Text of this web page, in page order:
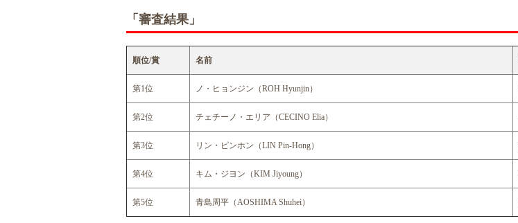
「審査結果」
順位/賞 名前
第1位 ノ・ヒョンジン（ROH Hyunjin）
第2位 チェチーノ・エリア（CECINO Elia）
第3位 リン・ピンホン（LIN Pin-Hong）
第4位 キム・ジヨン（KIM Jiyoung）
第5位 青島周平（AOSHIMA Shuhei）